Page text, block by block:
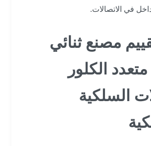
في الاتصالات.
مصنع ثنائي
الكلور
السلكية